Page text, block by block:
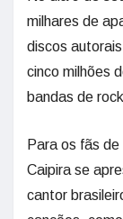
milhares de
discos
cinco milhões
bandas de
Para os fãs
Caipira se
cantor